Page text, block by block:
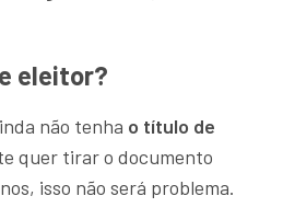
eleitor?
não tenha o título de
quer tirar o documento
isso não será problema.